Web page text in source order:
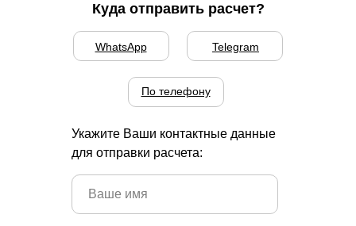
Куда отправить расчет?
WhatsApp Telegram
По телефону
Укажите Ваши контактные данные
для отправки расчета: